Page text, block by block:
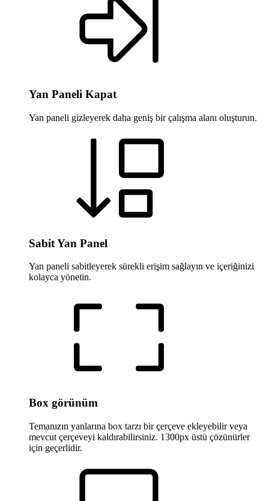
Yan Paneli Kapat
Yan paneli gizleyerek daha geniş bir çalışma alanı oluşturun.
Sabit Yan Panel
Yan paneli sabitleyerek sürekli erişim sağlayın ve içeriğinizi
kolayca yönetin.
Box görünüm
Temanızın yanlarına box tarzı bir çerçeve ekleyebilir veya
mevcut çerçeveyi kaldırabilirsiniz. 1300px üstü çözünürler
için geçerlidir.